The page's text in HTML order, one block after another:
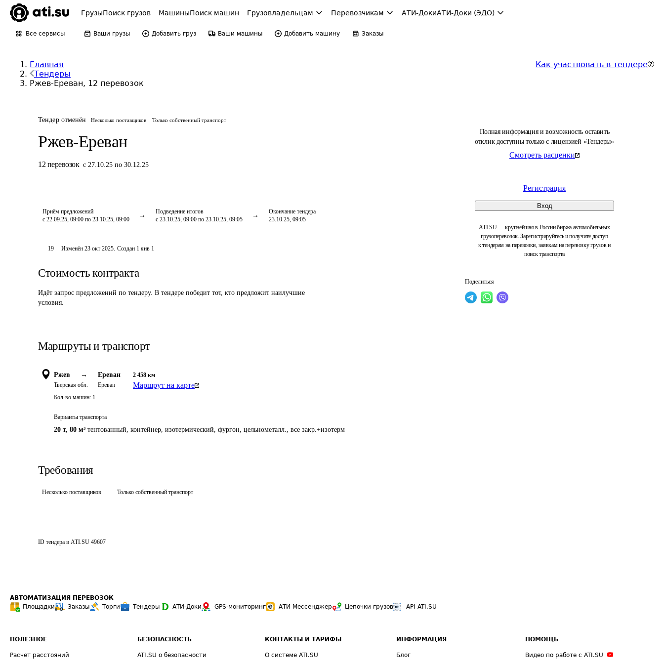
ГрузыПоиск грузов МашиныПоиск машин Грузовладельцам Перевозчикам АТИ-ДокиАТИ-Доки (ЭДО)
Все сервисы Ваши грузы Добавить груз Ваши машины Добавить машину Заказы
Главная
Тендеры
Ржев-Ереван, 12 перевозок
Как участвовать в тендере
Тендер отменён Несколько поставщиков Только собственный транспорт
Ржев-Ереван
12 перевозок с 27.10.25 по 30.12.25
Приём предложений
с 22.09.25, 09:00 по 23.10.25, 09:00
Подведение итогов
с 23.10.25, 09:00 по 23.10.25, 09:05
Окончание тендера
23.10.25, 09:05
Полная информация и возможность оставить
отклик доступны только с лицензией «Тендеры»
Смотреть расценки
Регистрация
Вход
ATI.SU — крупнейшая в России биржа автомобильных
грузоперевозок. Зарегистрируйтесь и получите доступ
к тендерам на перевозки, заявкам на перевозку грузов и
поиск транспорта
Поделиться
19 Изменён23 окт 2025. Создан 1 янв 1
Стоимость контракта
Идёт запрос предложений по тендеру. В тендере победит тот, кто предложит наилучшие
условия.
Маршруты и транспорт
Ржев →
Тверская обл.
Ереван
Ереван
2 458 км
Маршрут на карте
Кол-во машин: 1
Варианты транспорта
20 т, 80 м³ тентованный, контейнер, изотермический, фургон, цельнометалл., все закр.+изотерм
Требования
Несколько поставщиков Только собственный транспорт
ID тендера в ATI.SU 49607
АВТОМАТИЗАЦИЯ ПЕРЕВОЗОК
Площадки
Заказы Торги Тендеры АТИ-Доки GPS-мониторинг АТИ Мессенджер Цепочки грузов API ATI.SU
ПОЛЕЗНОЕ
Расчет расстояний
БЕЗОПАСНОСТЬ
ATI.SU о безопасности
КОНТАКТЫ И ТАРИФЫ
О системе ATI.SU
ИНФОРМАЦИЯ
Блог
ПОМОЩЬ
Видео по работе с ATI.SU